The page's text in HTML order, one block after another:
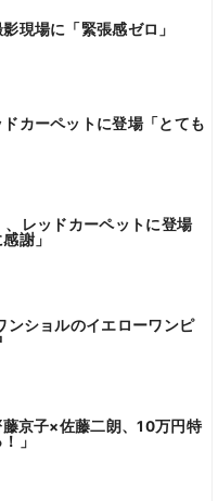
現場に「緊張感ゼロ」
カーペットに登場「とても
レッドカーペットに登場
謝」
ンショルのイエローワンピ
京子×佐藤二朗、10万円特
」